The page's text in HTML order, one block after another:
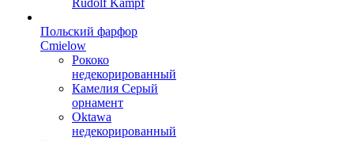
Rudolf Kampf
Польский фарфор
Сmielow
Рококо
недекорированный
Камелия Серый
орнамент
Oktawa
недекорированный